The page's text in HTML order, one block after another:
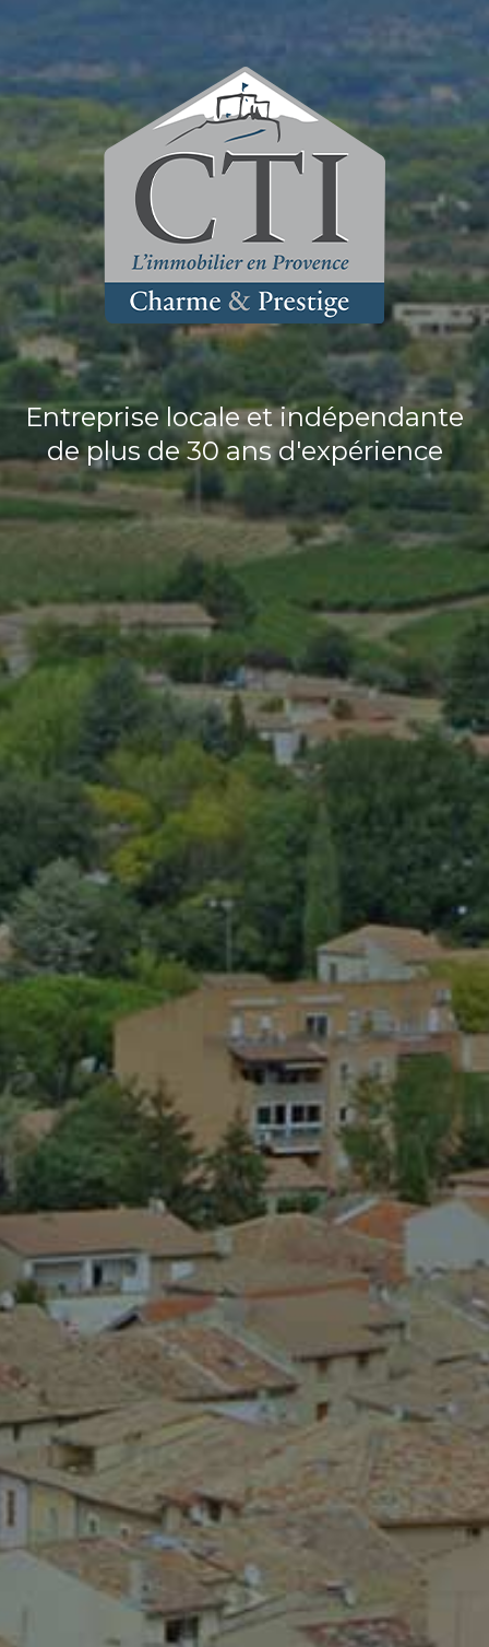
Entreprise locale et indépendante
de plus de 30 ans d'expérience